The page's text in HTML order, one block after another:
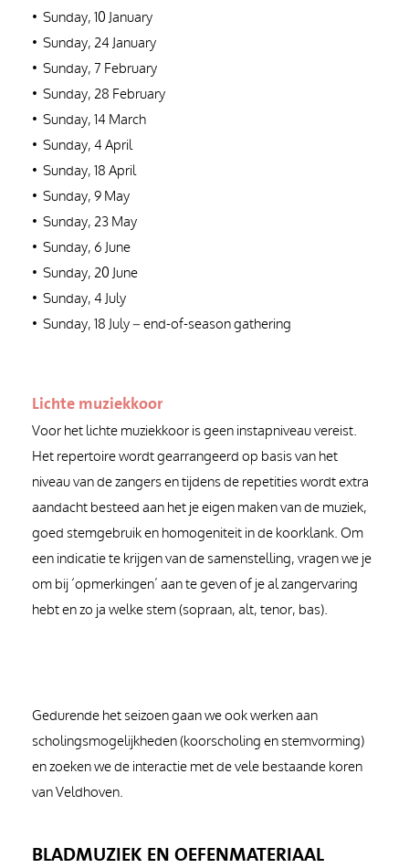
•⁠ ⁠Sunday, 10 January
•⁠ ⁠Sunday, 24 January
•⁠ ⁠Sunday, 7 February
•⁠ ⁠Sunday, 28 February
•⁠ ⁠Sunday, 14 March
•⁠ ⁠Sunday, 4 April
•⁠ ⁠Sunday, 18 April
•⁠ ⁠Sunday, 9 May
•⁠ ⁠Sunday, 23 May
•⁠ ⁠Sunday, 6 June
•⁠ ⁠Sunday, 20 June
•⁠ ⁠Sunday, 4 July
•⁠ ⁠Sunday, 18 July – end-of-season gathering
Lichte muziekkoor
Voor het lichte muziekkoor is geen instapniveau vereist.
Het repertoire wordt gearrangeerd op basis van het
niveau van de zangers en tijdens de repetities wordt extra
aandacht besteed aan het je eigen maken van de muziek,
goed stemgebruik en homogeniteit in de koorklank. Om
een indicatie te krijgen van de samenstelling, vragen we je
om bij ‘opmerkingen’ aan te geven of je al zangervaring
hebt en zo ja welke stem (sopraan, alt, tenor, bas).
Gedurende het seizoen gaan we ook werken aan
scholingsmogelijkheden (koorscholing en stemvorming)
en zoeken we de interactie met de vele bestaande koren
van Veldhoven.
BLADMUZIEK EN OEFENMATERIAAL